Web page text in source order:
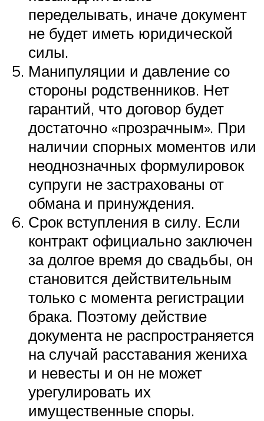
переделывать, иначе документ
не будет иметь юридической
силы.
Манипуляции и давление со
стороны родственников. Нет
гарантий, что договор будет
достаточно «прозрачным». При
наличии спорных моментов или
неоднозначных формулировок
супруги не застрахованы от
обмана и принуждения.
Срок вступления в силу. Если
контракт официально заключен
за долгое время до свадьбы, он
становится действительным
только с момента регистрации
брака. Поэтому действие
документа не распространяется
на случай расставания жениха
и невесты и он не может
урегулировать их
имущественные споры.